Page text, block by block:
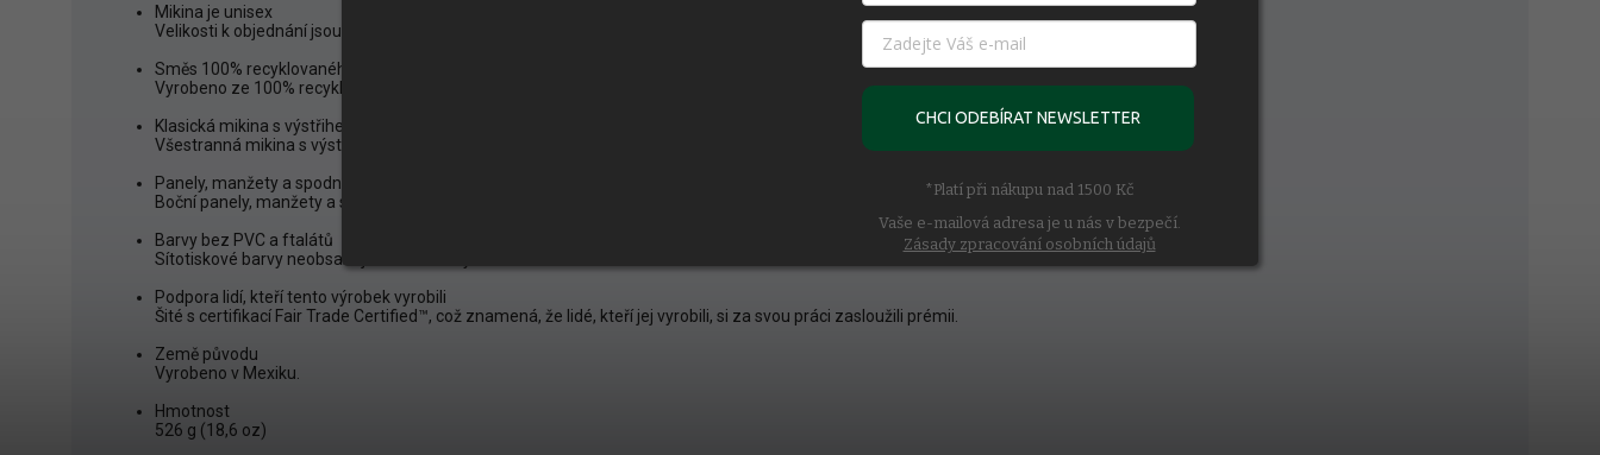
Mikina je unisex
Velikosti k objednání jsou uvedené v pánských. Tedy pro dámskou velikost je potřeba si objednat vždy menší.
Směs 100% recyklovaného polyesteru a bavlny.
Vyrobeno ze 100% recyklovaného úpletu s kartáčovaným vnitřkem a přirozenou elasticitou.
Klasická mikina s výstřihem
Všestranná mikina s výstřihem je klasická a hodí se téměř na cokoli.
Panely, manžety a spodní lem z žebrového úpletu
Boční panely, manžety a spodní lem z žebrového úpletu; žebrované boční panely zajišťují lepší pohyblivost.
Barvy bez PVC a ftalátů
Sítotiskové barvy neobsahují PVC a ftaláty.
Podpora lidí, kteří tento výrobek vyrobili
Šité s certifikací Fair Trade Certified™, což znamená, že lidé, kteří jej vyrobili, si za svou práci zasloužili prémii.
Země původu
Vyrobeno v Mexiku.
Hmotnost
526 g (18,6 oz)
CHCI ODEBÍRAT NEWSLETTER
*Platí při nákupu nad 1500 Kč
Vaše e-mailová adresa je u nás v bezpečí.
Zásady zpracování osobních údajů